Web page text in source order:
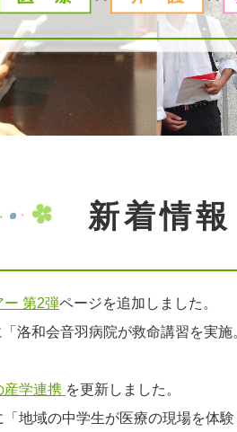
新着情報
ー 第2弾ページを追加しました。
「洛和会音羽病院が救命講習を実
産学連携 を更新しました。
「地域の中学生が医療の現場を体